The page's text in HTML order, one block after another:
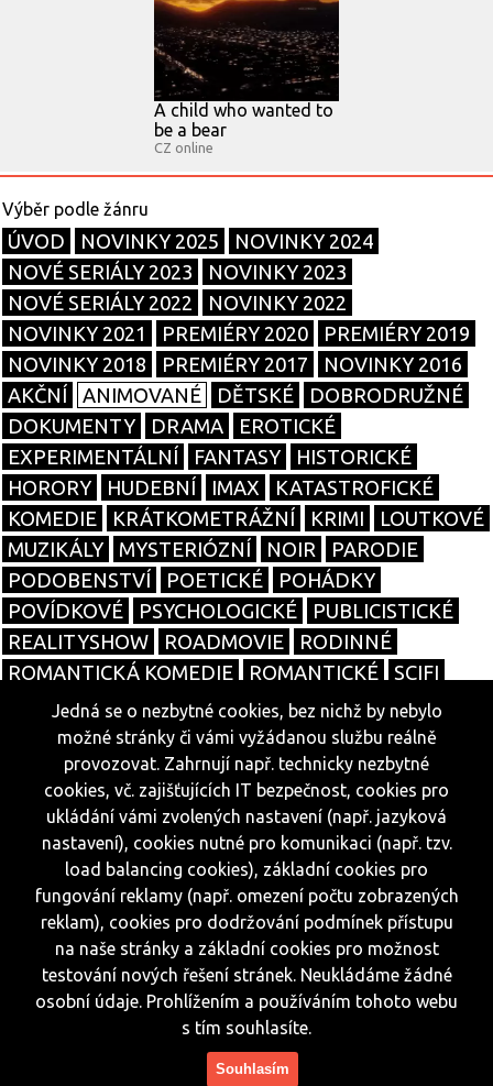
A child who wanted to
be a bear
CZ online
ÚVOD NOVINKY 2025
NOVINKY 2024
NOVÉ SERIÁLY 2023
NOVINKY 2023
NOVÉ SERIÁLY 2022
NOVINKY 2022
NOVINKY 2021
PREMIÉRY 2020
PREMIÉRY 2019
NOVINKY 2018
PREMIÉRY 2017
NOVINKY 2016
AKČNÍ
ANIMOVANÉ DĚTSKÉ
DOBRODRUŽNÉ
DOKUMENTY
DRAMA
EROTICKÉ
EXPERIMENTÁLNÍ
FANTASY
HISTORICKÉ
HORORY
HUDEBNÍ IMAX
KATASTROFICKÉ
KOMEDIE
KRÁTKOMETRÁŽNÍ KRIMI
LOUTKOVÉ
MUZIKÁLY
MYSTERIÓZNÍ NOIR
PARODIE
PODOBENSTVÍ
POETICKÉ
POHÁDKY
POVÍDKOVÉ
PSYCHOLOGICKÉ
PUBLICISTICKÉ
REALITYSHOW
ROADMOVIE
RODINNÉ
ROMANTICKÁ KOMEDIE
ROMANTICKÉ
SCIFI
SOUTĚŽNÍ
SPORTOVNÍ TALKSHOW
TANEČNÍ
TELENOVELY
THRILLERY
TRAGIKOMEDIE
VÁLEČNÉ
WESTERNY ŽIVOTOPISNÉ SERIÁLY
© 2026
cele-filmy.cz
Všechna práva vyhrazena.
Powered by
Reklama
Sítě
Jedná se o nezbytné cookies, bez nichž by nebylo
možné stránky či vámi vyžádanou službu reálně
provozovat. Zahrnují např. technicky nezbytné
cookies, vč. zajišťujících IT bezpečnost, cookies pro
ukládání vámi zvolených nastavení (např. jazyková
nastavení), cookies nutné pro komunikaci (např. tzv.
load balancing cookies), základní cookies pro
fungování reklamy (např. omezení počtu zobrazených
reklam), cookies pro dodržování podmínek přístupu
na naše stránky a základní cookies pro možnost
testování nových řešení stránek. Neukládáme žádné
osobní údaje. Prohlížením a používáním tohoto webu
s tím souhlasíte.
Souhlasím